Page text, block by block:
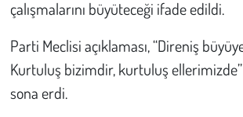
çalışmalarını büyüteceği ifade edildi.
Parti Meclisi açıklaması, “Direniş
Kurtuluş bizimdir, kurtuluş
sona erdi.